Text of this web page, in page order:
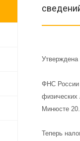
ФНС России
физических
Минюсте
Теперь